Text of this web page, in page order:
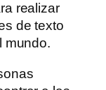
realizar
de texto
mundo.